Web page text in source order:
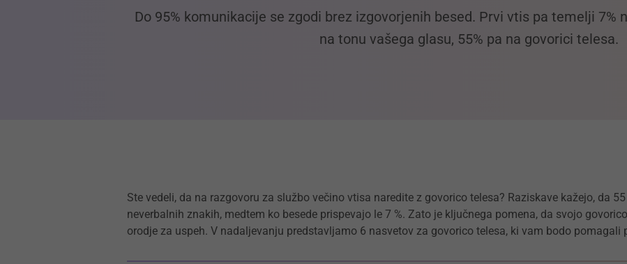
Do 95% komunikacije se zgodi brez izgovorjenih besed. Prvi vtis pa temelji 7%
na tonu vašega glasu, 55% pa na govorici telesa.
Ste vedeli, da na razgovoru za službo večino vtisa naredite z govorico telesa? Raziskave kažejo, da
neverbalnih znakih, medtem ko besede prispevajo le 7 %. Zato je ključnega pomena, da svojo
orodje za uspeh. V nadaljevanju predstavljamo 6 nasvetov za govorico telesa, ki vam bodo pomagali